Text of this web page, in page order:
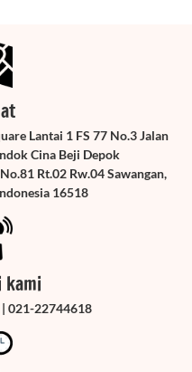
Lantai 1 FS 77 No.3 Jalan
Cina Beji Depok
Rt.02 Rw.04 Sawangan,
16518
kami
021-22744618